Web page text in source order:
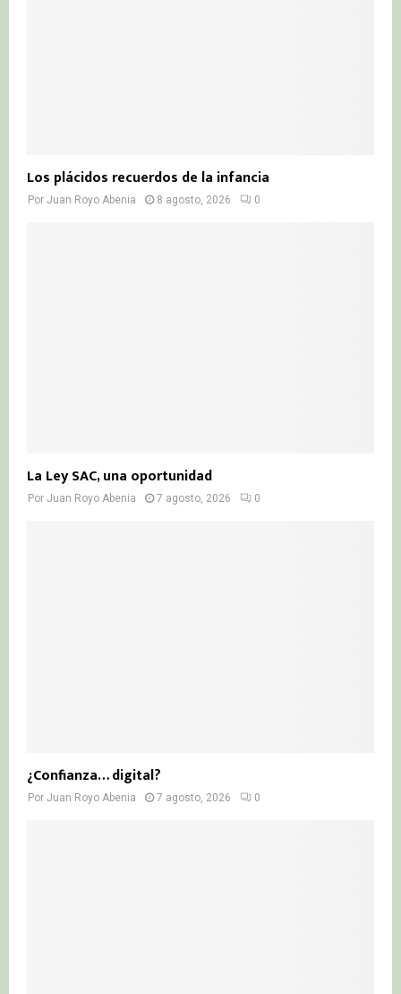
Los plácidos recuerdos de la infancia
Por Juan Royo Abenia 8 agosto, 2026 0
La Ley SAC, una oportunidad
Por Juan Royo Abenia 7 agosto, 2026 0
¿Confianza… digital?
Por Juan Royo Abenia 7 agosto, 2026 0